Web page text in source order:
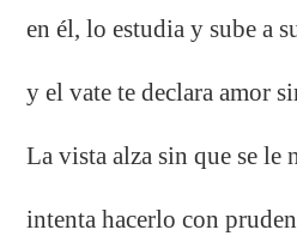
en él, lo estudia y sube a
y el vate te declara amor
La vista alza sin que se le
intenta hacerlo con